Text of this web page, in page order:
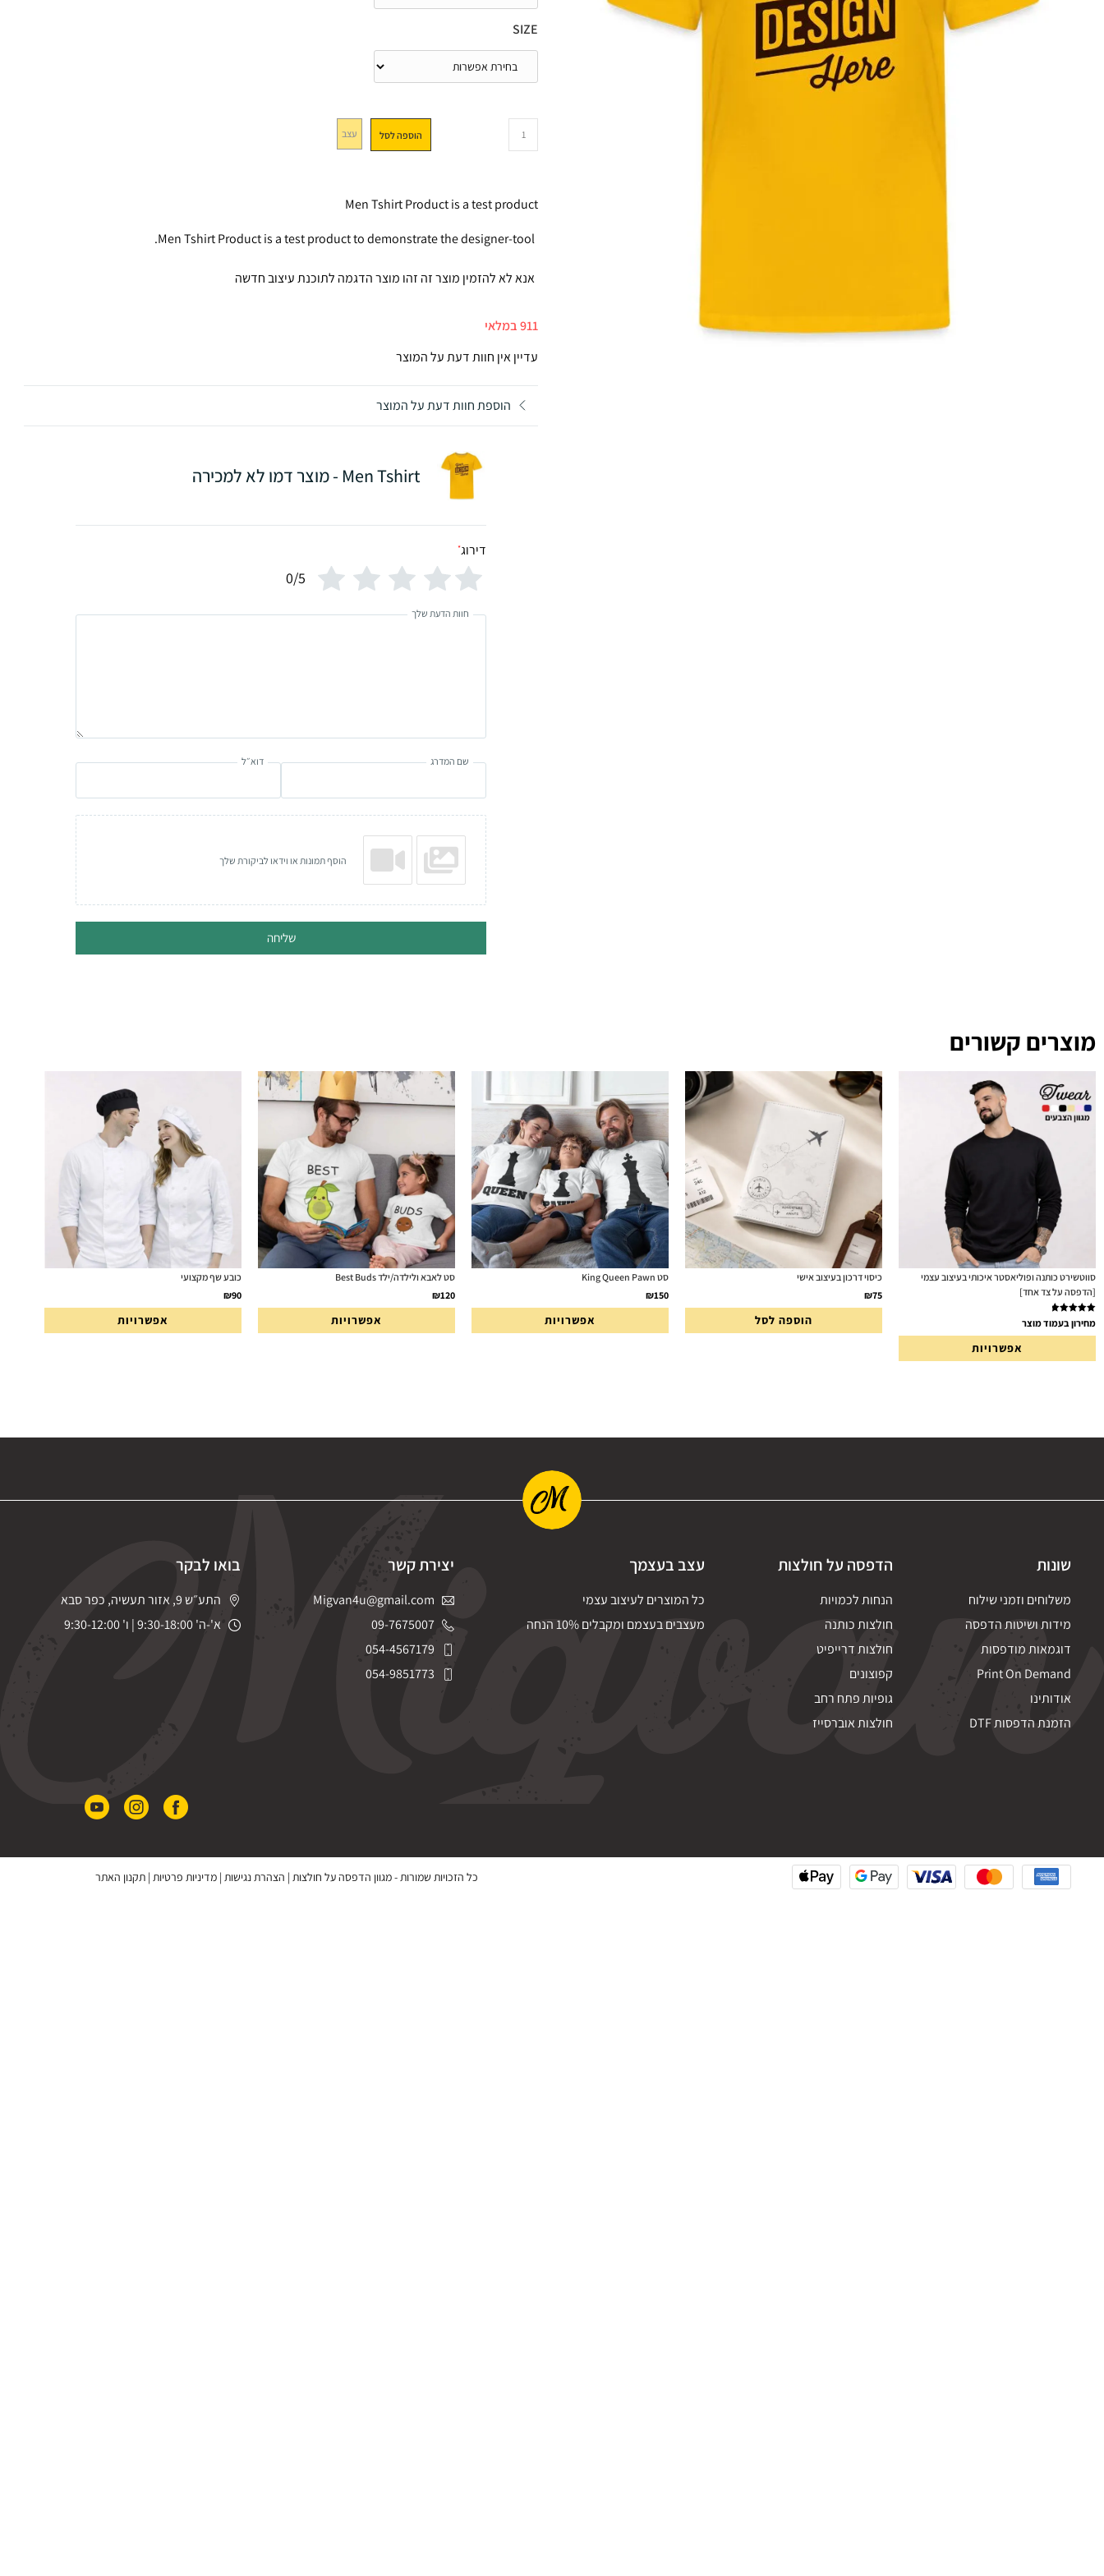
SIZE
הוספה לסל עצב
Men Tshirt Product is a test product
Men Tshirt Product is a test product to demonstrate the designer-tool.
אנא לא להזמין מוצר זה זהו מוצר הדגמה לתוכנת עיצוב חדשה
911 במלאי
עדיין אין חוות דעת על המוצר
הוספת חוות דעת על המוצר
Men Tshirt - מוצר דמו לא למכירה
דירוג*
0/5
חוות הדעת שלך
שם המדרג דוא״ל
הוסף תמונות או וידאו לביקורת שלך
שליחה
מוצרים קשורים
סווטשירט כותנה ופוליאסטר איכותי בעיצוב עצמי
[הדפסה על צד אחד]
דורג5.00
מחירון בעמוד מוצר
אפשרויות
כיסוי דרכון בעיצוב אישי
₪75
הוספה לסל
סט King Queen Pawn
₪150
אפשרויות
סט לאבא ולילדה/ילד Best Buds
₪120
אפשרויות
כובע שף מקצועי
₪90
אפשרויות
שונות
משלוחים וזמני שילוח
מידות ושיטות הדפסה
דוגמאות מודפסות
Print On Demand
אודותינו
הזמנת הדפסות DTF
הדפסה על חולצות
הנחות לכמויות
חולצות כותנה
חולצות דרייפיט
קפוצונים
גופיות פתח רחב
חולצות אוברסייז
עצב בעצמך
כל המוצרים לעיצוב עצמי
מעצבים בעצמם ומקבלים 10% הנחה
יצירת קשר
Migvan4u@gmail.com
09-7675007
054-4567179
054-9851773
בואו לבקר
התע״ש 9, אזור תעשיה, כפר סבא
א'-ה' 9:30-18:00 | ו' 9:30-12:00
כל הזכויות שמורות -מגוון הדפסה על חולצות | הצהרת נגישות |מדיניות פרטיות |תקנון האתר